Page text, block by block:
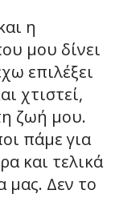
η
μου δίνει
επιλέξει
χτιστεί,
ζωή μου.
πάμε για
και τελικά
μας. Δεν το